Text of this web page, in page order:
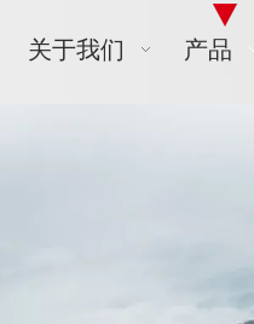
关于我们 产品